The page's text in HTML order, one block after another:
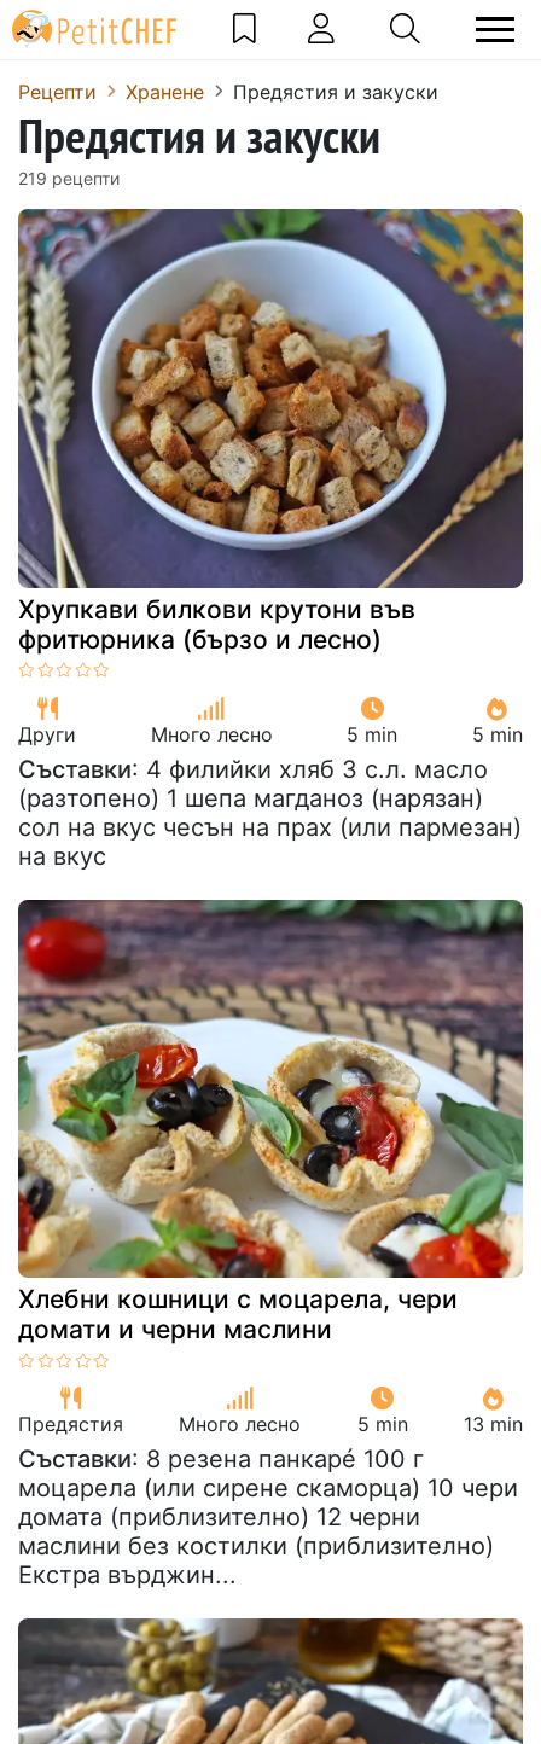
Рецепти Хранене Предястия и закуски
Предястия и закуски
219 рецепти
Хрупкави билкови крутони във
фритюрника (бързо и лесно)
Други Много лесно 5 min 5 min
Съставки: 4 филийки хляб 3 с.л. масло
(разтопено) 1 шепа магданоз (нарязан)
сол на вкус чесън на прах (или пармезан)
на вкус
Хлебни кошници с моцарела, чери
домати и черни маслини
Предястия Много лесно 5 min 13 min
Съставки: 8 резена панкарé 100 г
моцарела (или сирене скаморца) 10 чери
домата (приблизително) 12 черни
маслини без костилки (приблизително)
Екстра върджин...